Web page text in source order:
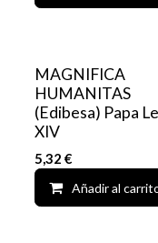
MAGNIFICA
HUMANITAS
(Edibesa) Papa
XIV
5,32 €
Añadir al